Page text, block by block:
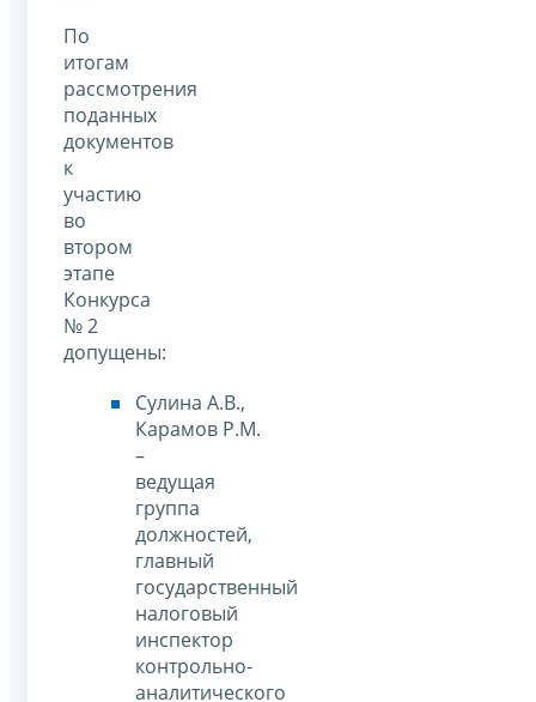
По
итогам
рассмотрения
поданных
документов
к
участию
во
втором
этапе
Конкурса
№ 2
допущены:
Сулина А.В.,
Карамов Р.М.
–
ведущая
группа
должностей,
главный
государственный
налоговый
инспектор
контрольно-
аналитического